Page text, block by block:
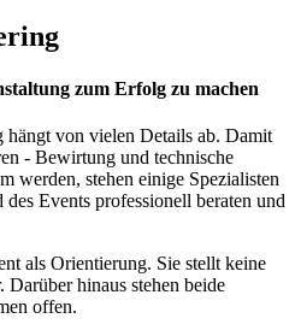
zum Erfolg zu machen
hängt von vielen Details ab. Damit
- Bewirtung und technische
werden, stehen einige Spezialisten
Events professionell beraten und
als Orientierung. Sie stellt keine
hinaus stehen beide
offen.